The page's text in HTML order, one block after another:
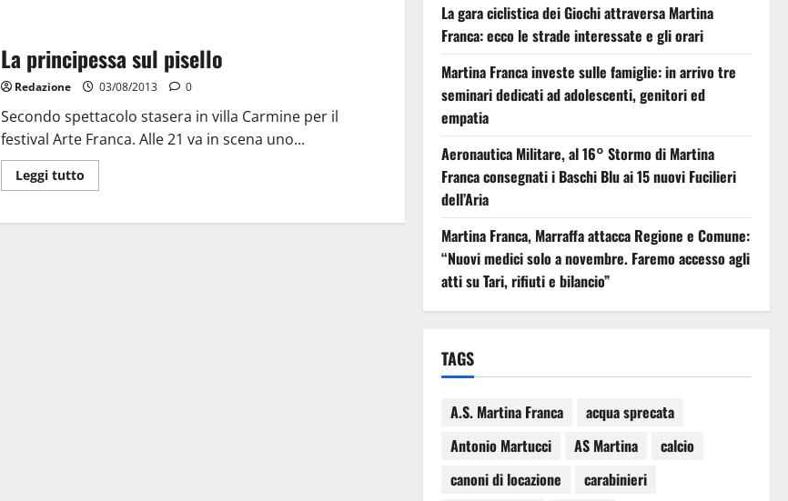
La principessa sul pisello
Redazione 03/08/2013 0
Secondo spettacolo stasera in villa Carmine per il
festival Arte Franca. Alle 21 va in scena uno...
Leggi tutto
La gara ciclistica dei Giochi attraversa Martina
Franca: ecco le strade interessate e gli orari
Martina Franca investe sulle famiglie: in arrivo tre
seminari dedicati ad adolescenti, genitori ed
empatia
Aeronautica Militare, al 16° Stormo di Martina
Franca consegnati i Baschi Blu ai 15 nuovi Fucilieri
dell’Aria
Martina Franca, Marraffa attacca Regione e Comune:
“Nuovi medici solo a novembre. Faremo accesso agli
atti su Tari, rifiuti e bilancio”
TAGS
A.S. Martina Franca
acqua sprecata
Antonio Martucci
AS Martina
calcio
canoni di locazione
carabinieri